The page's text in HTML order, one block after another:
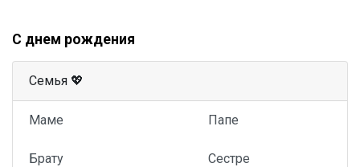
С днем рождения
Семья 💖
Маме Папе
Брату Сестре